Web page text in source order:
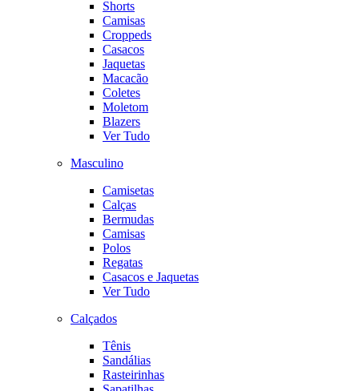
Shorts
Camisas
Croppeds
Casacos
Jaquetas
Macacão
Coletes
Moletom
Blazers
Ver Tudo
Masculino
Camisetas
Calças
Bermudas
Camisas
Polos
Regatas
Casacos e Jaquetas
Ver Tudo
Calçados
Tênis
Sandálias
Rasteirinhas